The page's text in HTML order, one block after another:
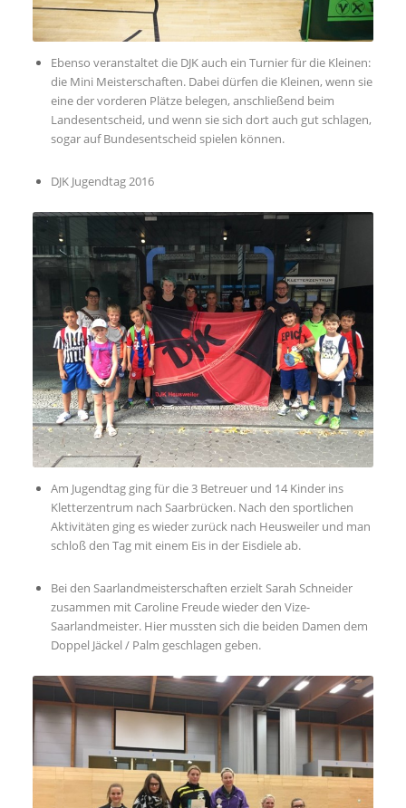
Ebenso veranstaltet die DJK auch ein Turnier für die Kleinen:
die Mini Meisterschaften. Dabei dürfen die Kleinen, wenn sie
eine der vorderen Plätze belegen, anschließend beim
Landesentscheid, und wenn sie sich dort auch gut schlagen,
sogar auf Bundesentscheid spielen können.
DJK Jugendtag 2016
Am Jugendtag ging für die 3 Betreuer und 14 Kinder ins
Kletterzentrum nach Saarbrücken. Nach den sportlichen
Aktivitäten ging es wieder zurück nach Heusweiler und man
schloß den Tag mit einem Eis in der Eisdiele ab.
Bei den Saarlandmeisterschaften erzielt Sarah Schneider
zusammen mit Caroline Freude wieder den Vize-
Saarlandmeister. Hier mussten sich die beiden Damen dem
Doppel Jäckel / Palm geschlagen geben.
DJK HEUSWEILER TISCHTENNIS E.V.
Johann-Wolfgang-von-Goethe-Schule
Richard-Wagner-Straße
66265 Heusweiler